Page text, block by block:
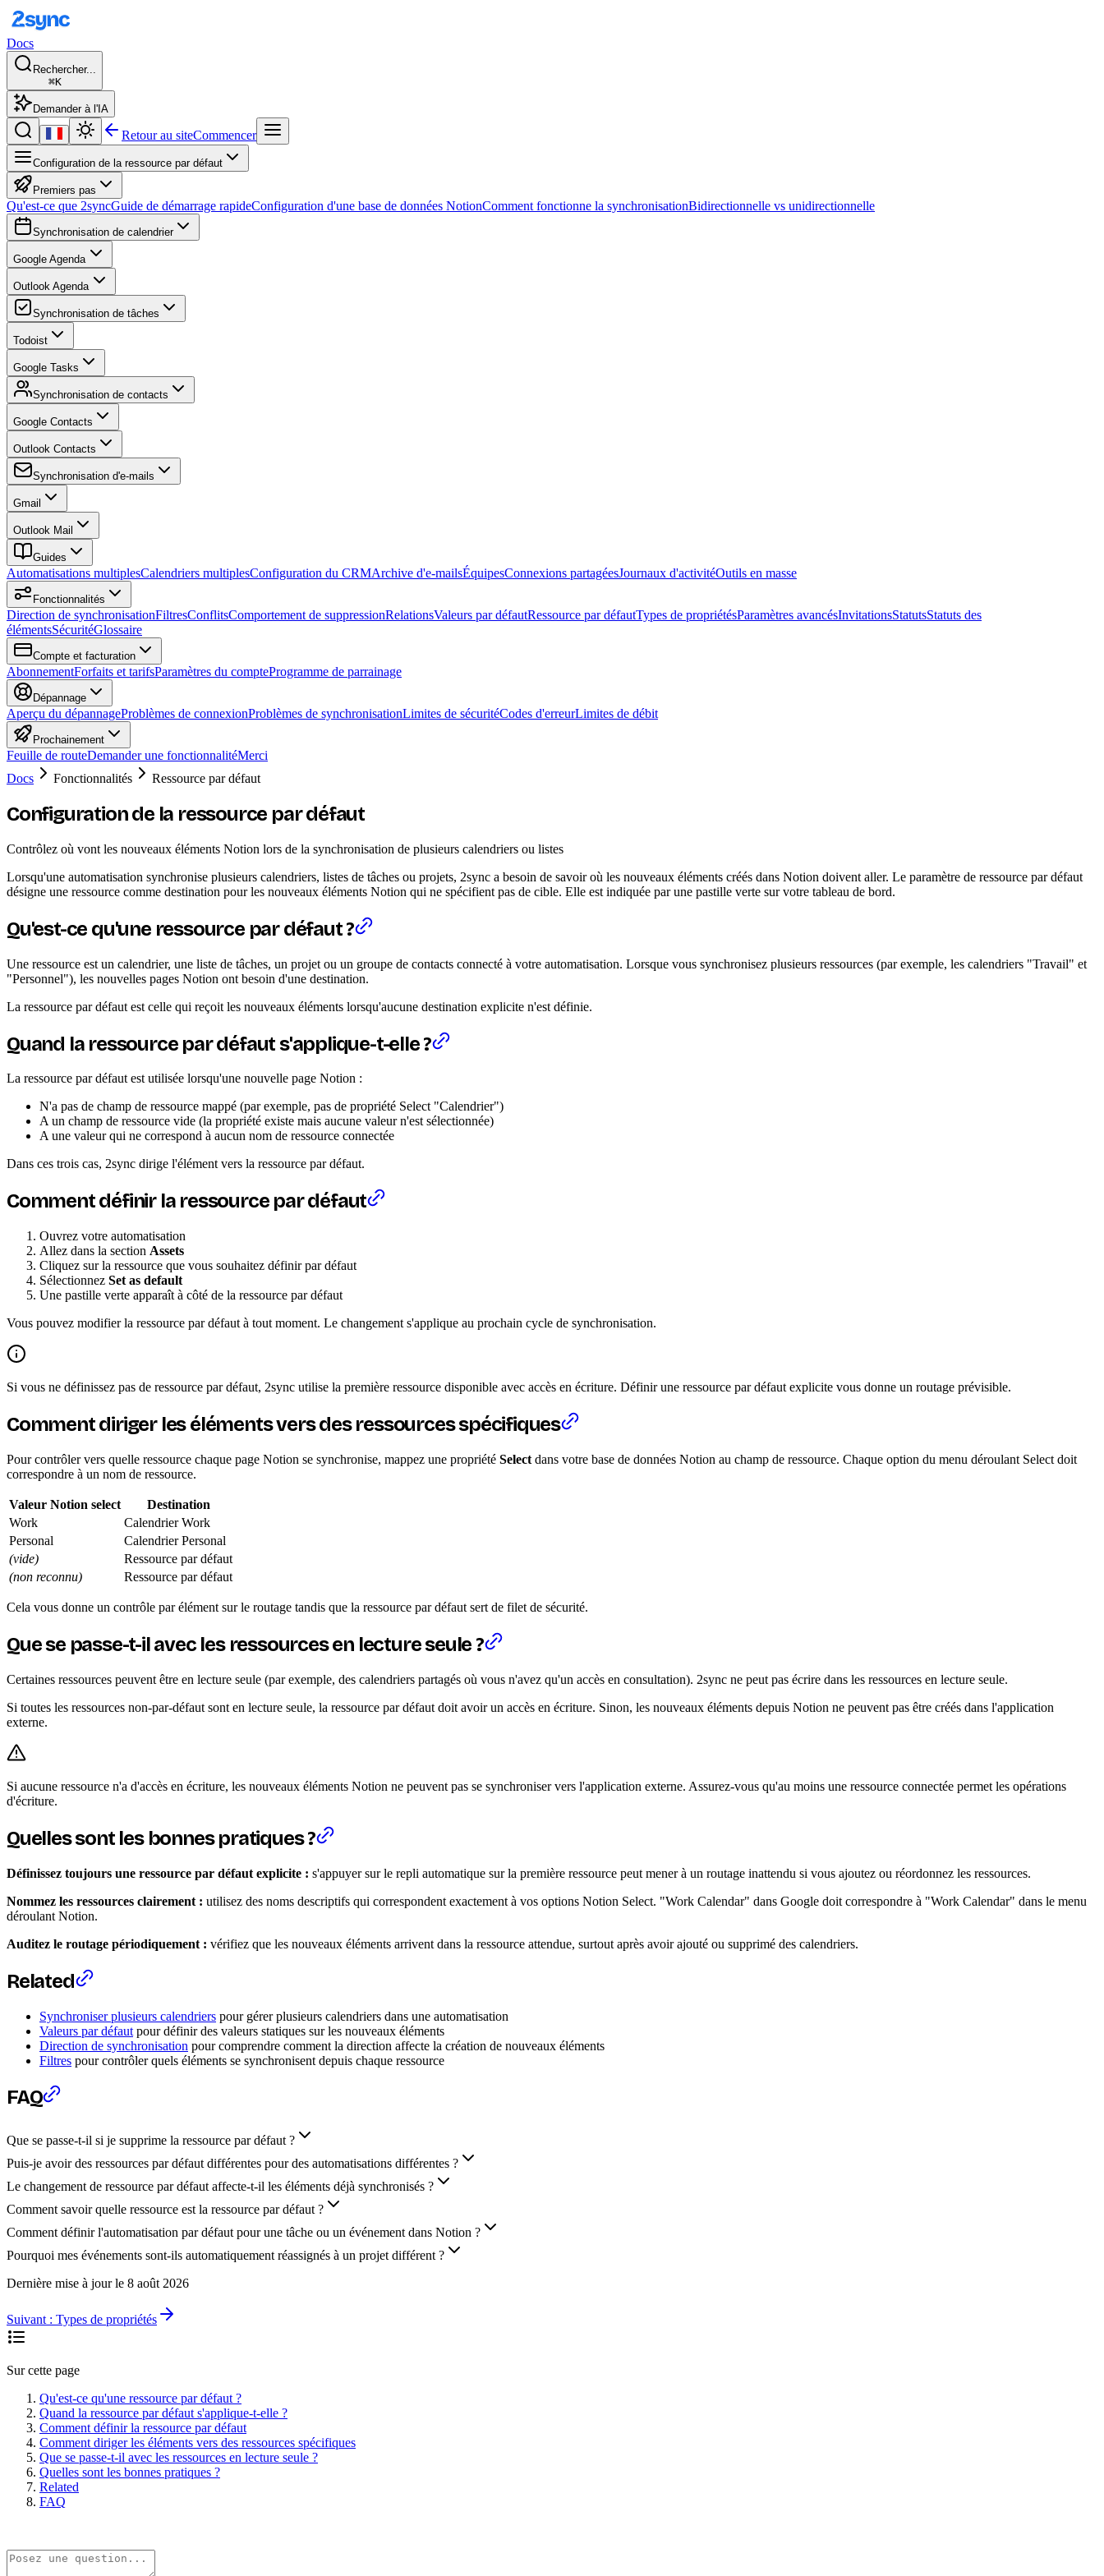
Docs
Rechercher...
⌘K
Demander à l'IA
Retour au siteCommencer
Configuration de la ressource par défaut
Premiers pas
Qu'est-ce que 2syncGuide de démarrage rapideConfiguration d'une base de données NotionComment fonctionne la synchronisationBidirectionnelle vs unidirectionnelle
Synchronisation de calendrier
Google Agenda
Outlook Agenda
Synchronisation de tâches
Todoist
Google Tasks
Synchronisation de contacts
Google Contacts
Outlook Contacts
Synchronisation d'e-mails
Gmail
Outlook Mail
Guides
Automatisations multiplesCalendriers multiplesConfiguration du CRMArchive d'e-mailsÉquipesConnexions partagéesJournaux d'activitéOutils en masse
Fonctionnalités
Direction de synchronisationFiltresConflitsComportement de suppressionRelationsValeurs par défautRessource par défautTypes de propriétésParamètres avancésInvitationsStatutsStatuts des
élémentsSécuritéGlossaire
Compte et facturation
AbonnementForfaits et tarifsParamètres du compteProgramme de parrainage
Dépannage
Aperçu du dépannageProblèmes de connexionProblèmes de synchronisationLimites de sécuritéCodes d'erreurLimites de débit
Prochainement
Feuille de routeDemander une fonctionnalitéMerci
Docs
Fonctionnalités Ressource par défaut
Configuration de la ressource par défaut
Contrôlez où vont les nouveaux éléments Notion lors de la synchronisation de plusieurs calendriers ou listes
Lorsqu'une automatisation synchronise plusieurs calendriers, listes de tâches ou projets, 2sync a besoin de savoir où les nouveaux éléments créés dans Notion doivent aller. Le paramètre de ressource par défaut
désigne une ressource comme destination pour les nouveaux éléments Notion qui ne spécifient pas de cible. Elle est indiquée par une pastille verte sur votre tableau de bord.
Qu'est-ce qu'une ressource par défaut ?
Une ressource est un calendrier, une liste de tâches, un projet ou un groupe de contacts connecté à votre automatisation. Lorsque vous synchronisez plusieurs ressources (par exemple, les calendriers "Travail" et
"Personnel"), les nouvelles pages Notion ont besoin d'une destination.
La ressource par défaut est celle qui reçoit les nouveaux éléments lorsqu'aucune destination explicite n'est définie.
Quand la ressource par défaut s'applique-t-elle ?
La ressource par défaut est utilisée lorsqu'une nouvelle page Notion :
N'a pas de champ de ressource mappé (par exemple, pas de propriété Select "Calendrier")
A un champ de ressource vide (la propriété existe mais aucune valeur n'est sélectionnée)
A une valeur qui ne correspond à aucun nom de ressource connectée
Dans ces trois cas, 2sync dirige l'élément vers la ressource par défaut.
Comment définir la ressource par défaut
Ouvrez votre automatisation
Allez dans la section Assets
Cliquez sur la ressource que vous souhaitez définir par défaut
Sélectionnez Set as default
Une pastille verte apparaît à côté de la ressource par défaut
Vous pouvez modifier la ressource par défaut à tout moment. Le changement s'applique au prochain cycle de synchronisation.
Si vous ne définissez pas de ressource par défaut, 2sync utilise la première ressource disponible avec accès en écriture. Définir une ressource par défaut explicite vous donne un routage prévisible.
Comment diriger les éléments vers des ressources spécifiques
Pour contrôler vers quelle ressource chaque page Notion se synchronise, mappez une propriété Select dans votre base de données Notion au champ de ressource. Chaque option du menu déroulant Select doit
correspondre à un nom de ressource.
Valeur Notion select
Destination
Work
Calendrier Work
Personal
Calendrier Personal
(vide)
Ressource par défaut
(non reconnu)
Ressource par défaut
Cela vous donne un contrôle par élément sur le routage tandis que la ressource par défaut sert de filet de sécurité.
Que se passe-t-il avec les ressources en lecture seule ?
Certaines ressources peuvent être en lecture seule (par exemple, des calendriers partagés où vous n'avez qu'un accès en consultation). 2sync ne peut pas écrire dans les ressources en lecture seule.
Si toutes les ressources non-par-défaut sont en lecture seule, la ressource par défaut doit avoir un accès en écriture. Sinon, les nouveaux éléments depuis Notion ne peuvent pas être créés dans l'application
externe.
Si aucune ressource n'a d'accès en écriture, les nouveaux éléments Notion ne peuvent pas se synchroniser vers l'application externe. Assurez-vous qu'au moins une ressource connectée permet les opérations
d'écriture.
Quelles sont les bonnes pratiques ?
Définissez toujours une ressource par défaut explicite : s'appuyer sur le repli automatique sur la première ressource peut mener à un routage inattendu si vous ajoutez ou réordonnez les ressources.
Nommez les ressources clairement : utilisez des noms descriptifs qui correspondent exactement à vos options Notion Select. "Work Calendar" dans Google doit correspondre à "Work Calendar" dans le menu
déroulant Notion.
Auditez le routage périodiquement : vérifiez que les nouveaux éléments arrivent dans la ressource attendue, surtout après avoir ajouté ou supprimé des calendriers.
Related
Synchroniser plusieurs calendriers pour gérer plusieurs calendriers dans une automatisation
Valeurs par défaut pour définir des valeurs statiques sur les nouveaux éléments
Direction de synchronisation pour comprendre comment la direction affecte la création de nouveaux éléments
Filtres pour contrôler quels éléments se synchronisent depuis chaque ressource
FAQ
Que se passe-t-il si je supprime la ressource par défaut ?
Puis-je avoir des ressources par défaut différentes pour des automatisations différentes ?
Le changement de ressource par défaut affecte-t-il les éléments déjà synchronisés ?
Comment savoir quelle ressource est la ressource par défaut ?
Comment définir l'automatisation par défaut pour une tâche ou un événement dans Notion ?
Pourquoi mes événements sont-ils automatiquement réassignés à un projet différent ?
Dernière mise à jour le 8 août 2026
Suivant : Types de propriétés
Sur cette page
Qu'est-ce qu'une ressource par défaut ?
Quand la ressource par défaut s'applique-t-elle ?
Comment définir la ressource par défaut
Comment diriger les éléments vers des ressources spécifiques
Que se passe-t-il avec les ressources en lecture seule ?
Quelles sont les bonnes pratiques ?
Related
FAQ